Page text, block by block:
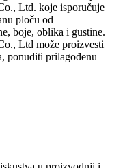
Ltd. koje isporučuje
ploču od
boje, oblika i gustine.
Ltd može proizvesti
ponuditi prilagođenu